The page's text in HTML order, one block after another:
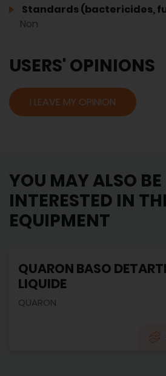
Standards (bactericides,
Non
USERS' OPINIONS
I LEAVE MY OPINION
YOU MAY ALSO BE
INTERESTED IN
EQUIPMENT
QUARON BASO
LIQUIDE
QUARON